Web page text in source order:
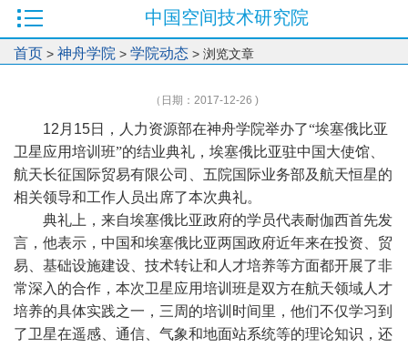
中国空间技术研究院
首页 > 神舟学院 > 学院动态 > 浏览文章
（日期：2017-12-26 )
12 月 15日，人力资源部在神舟学院举办了“埃塞俄比亚
卫星应用培训班”的结业典礼，埃塞俄比亚驻中国大使馆、
航天长征国际贸易有限公司、五院国际业务部及航天恒星的
相关领导和工作人员出席了本次典礼。
典礼上，来自埃塞俄比亚政府的学员代表耐伽西首先发
言，他表示，中国和埃塞俄比亚两国政府近年来在投资、贸
易、基础设施建设、技术转让和人才培养等方面都开展了非
常深入的合作，本次卫星应用培训班是双方在航天领域人才
培养的具体实践之一，三周的培训时间里，他们不仅学习到
了卫星在遥感、通信、气象和地面站系统等的理论知识，还